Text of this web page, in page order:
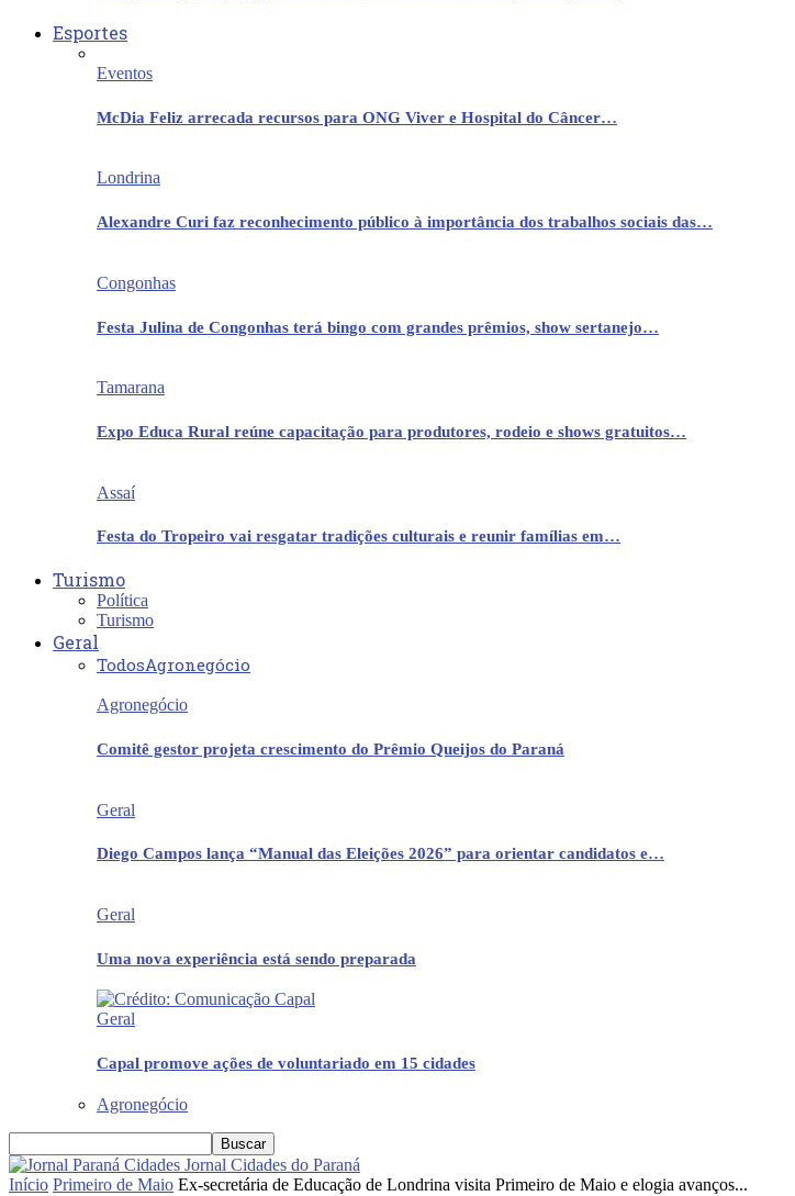
Esportes
Eventos
McDia Feliz arrecada recursos para ONG Viver e Hospital do Câncer…
Londrina
Alexandre Curi faz reconhecimento público à importância dos trabalhos sociais das…
Congonhas
Festa Julina de Congonhas terá bingo com grandes prêmios, show sertanejo…
Tamarana
Expo Educa Rural reúne capacitação para produtores, rodeio e shows gratuitos…
Assaí
Festa do Tropeiro vai resgatar tradições culturais e reunir famílias em…
Turismo
Política
Turismo
Geral
TodosAgronegócio
Agronegócio
Comitê gestor projeta crescimento do Prêmio Queijos do Paraná
Geral
Diego Campos lança “Manual das Eleições 2026” para orientar candidatos e…
Geral
Uma nova experiência está sendo preparada
Geral
Capal promove ações de voluntariado em 15 cidades
Agronegócio
Jornal Cidades do Paraná
Início Primeiro de Maio Ex-secretária de Educação de Londrina visita Primeiro de Maio e elogia avanços...